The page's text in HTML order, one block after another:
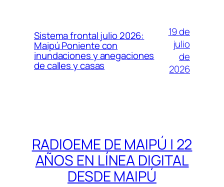
Sistema frontal julio 2026:
Maipú Poniente con
inundaciones y anegaciones
de calles y casas
19 de
julio
de
2026
RADIOEME DE MAIPÚ | 22
AÑOS EN LÍNEA DIGITAL
DESDE MAIPÚ